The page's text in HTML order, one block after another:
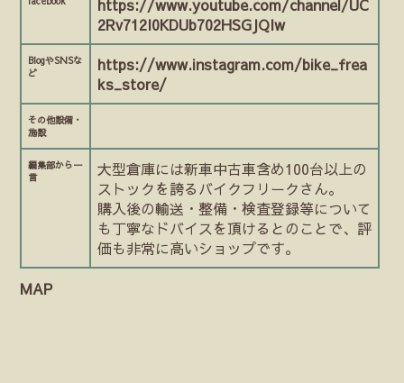
https://www.youtube.com/channel/UC
2Rv712I0KDUb702HSGJQIw
BlogやSNSな
ど
https://www.instagram.com/bike_frea
ks_store/
その他設備・
施設
編集部から一
言
大型倉庫には新車中古車含め100台以上の
ストックを誇るバイクフリークさん。
購入後の輸送・整備・検査登録等について
も丁寧なドバイスを頂けるとのことで、評
価も非常に高いショップです。
MAP